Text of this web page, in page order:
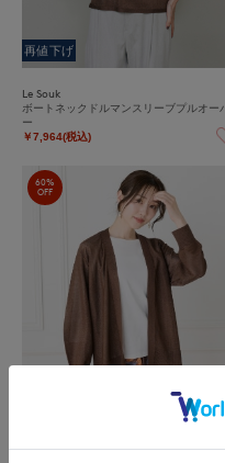
再値下げ
Le Souk
ボートネックドルマンスリーブプルオー
ー
￥7,964(税込)
60%
OFF